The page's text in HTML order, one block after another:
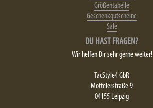
Größentabelle
Geschenkgutscheine
Sale
DU HAST FRAGEN?
Wir helfen Dir sehr gerne weiter!
TacStyle4 GbR
Mottelerstraße 9
04155 Leipzig